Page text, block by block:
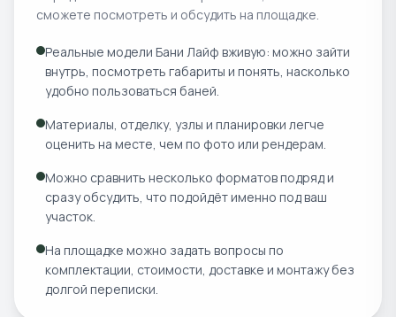
сможете посмотреть и обсудить на площадке.
Реальные модели Бани Лайф вживую: можно зайти
внутрь, посмотреть габариты и понять, насколько
удобно пользоваться баней.
Материалы, отделку, узлы и планировки легче
оценить на месте, чем по фото или рендерам.
Можно сравнить несколько форматов подряд и
сразу обсудить, что подойдёт именно под ваш
участок.
На площадке можно задать вопросы по
комплектации, стоимости, доставке и монтажу без
долгой переписки.